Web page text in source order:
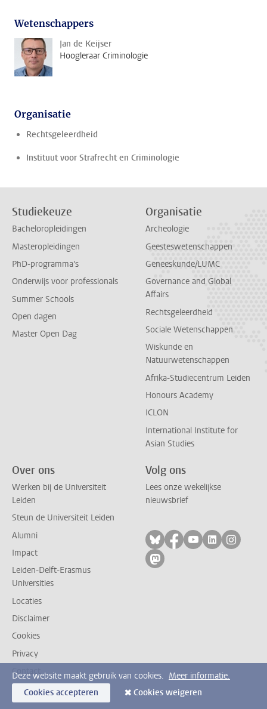
Wetenschappers
Jan de Keijser
Hoogleraar Criminologie
Organisatie
Rechtsgeleerdheid
Instituut voor Strafrecht en Criminologie
Studiekeuze
Bacheloropleidingen
Masteropleidingen
PhD-programma's
Onderwijs voor professionals
Summer Schools
Open dagen
Master Open Dag
Organisatie
Archeologie
Geesteswetenschappen
Geneeskunde/LUMC
Governance and Global
Affairs
Rechtsgeleerdheid
Sociale Wetenschappen
Wiskunde en
Natuurwetenschappen
Afrika-Studiecentrum Leiden
Honours Academy
ICLON
International Institute for
Asian Studies
Over ons
Werken bij de Universiteit
Leiden
Steun de Universiteit Leiden
Alumni
Impact
Leiden-Delft-Erasmus
Universities
Locaties
Disclaimer
Cookies
Privacy
Contact
Volg ons
Lees onze wekelijkse
nieuwsbrief
Volg ons op bluesky
Volg ons op
Volg ons op
Volg ons
Volg
Volg ons op mastodon
Deze website maakt gebruik van cookies. Meer informatie.
Cookies accepteren
Cookies weigeren